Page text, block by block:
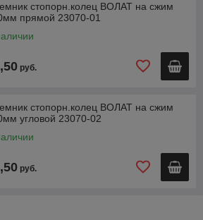
стопорн.колец ВОЛАТ на сжим
прямой 23070-01
руб.
стопорн.колец ВОЛАТ на сжим
угловой 23070-02
руб.